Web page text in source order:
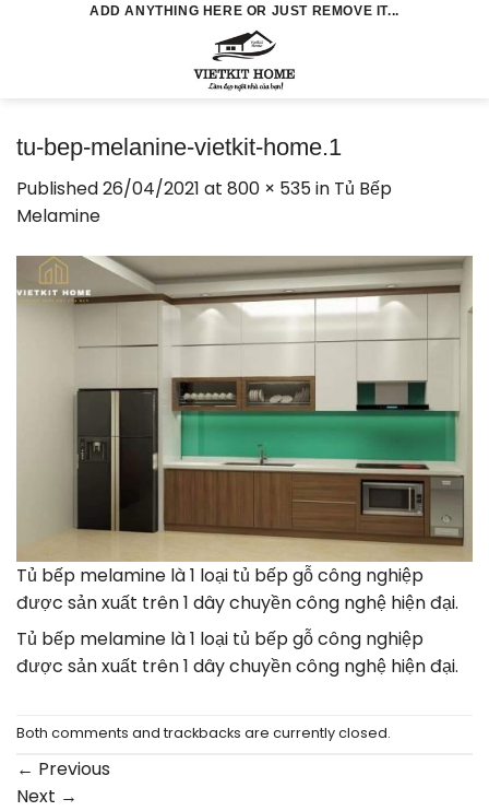
ADD ANYTHING HERE OR JUST REMOVE IT...
tu-bep-melanine-vietkit-home.1
Published26/04/2021 at 800 × 535in Tủ Bếp
Melamine
Tủ bếp melamine là 1 loại tủ bếp gỗ công nghiệp
được sản xuất trên 1 dây chuyền công nghệ hiện đại.
Tủ bếp melamine là 1 loại tủ bếp gỗ công nghiệp
được sản xuất trên 1 dây chuyền công nghệ hiện đại.
Both comments and trackbacks are currently closed.
← Previous
Next →